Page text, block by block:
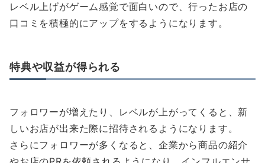
レベル上げがゲーム感覚で面白いので、行ったお店の
口コミを積極的にアップをするようになります。
特典や収益が得られる
フォロワーが増えたり、レベルが上がってくると、新
しいお店が出来た際に招待されるようになります。
さらにフォロワーが多くなると、企業から商品の紹介